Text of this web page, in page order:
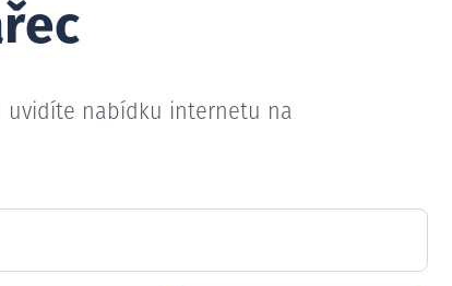
uvidíte nabídku internetu na